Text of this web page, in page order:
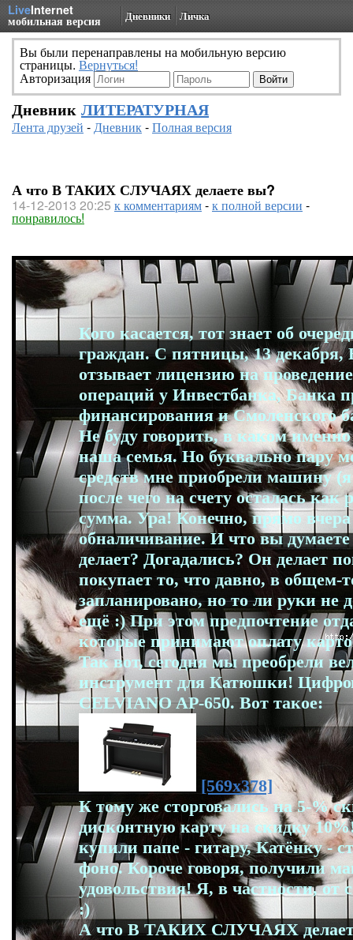
LiveInternet
мобильная версия Дневники Личка
Вы были перенаправлены на мобильную версию
страницы. Вернуться!
Авторизация
Дневник ЛИТЕРАТУРНАЯ
Лента друзей -Дневник-Полная версия
А что В ТАКИХ СЛУЧАЯХ делаете вы?
14-12-2013 20:25 к комментариям-к полной версии -
понравилось!
Кого касается, тот знает об
граждан. С пятницы, 13 декабря,
отзывает лицензию на
операций у Инвестбанка, Банка
финансирования и Смоленского
Не буду говорить, в каком
наша семья. Но буквально пару
средств мне приобрели машину
после чего на счету осталась как
сумма. Ура! Конечно, прямо вчера
обналичивание. И что вы
делает? Догадались? Он делает
покупает то, что давно, в общем-
запланировано, но то ли руки не
ещё :) При этом предпочтение
которые принимают оплату
Так вот, сегодня мы преобрели
инструмент для Катюшки!
CELVIANO AP-650. Вот такое:
[569x378]
К тому же сторговались на 5-%
дисконтную карту на скидку
купили папе - гитару, Катёнку -
фоно. Короче говоря, получили
удовольствия! Я, в частности, от
:)
А что В ТАКИХ СЛУЧАЯХ